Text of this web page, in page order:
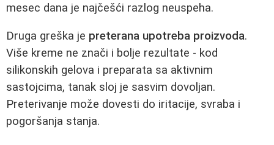
mesec dana je najčešći razlog neuspeha.
Druga greška je preterana upotreba proizvoda.
Više kreme ne znači i bolje rezultate - kod
silikonskih gelova i preparata sa aktivnim
sastojcima, tanak sloj je sasvim dovoljan.
Preterivanje može dovesti do iritacije, svraba i
pogoršanja stanja.